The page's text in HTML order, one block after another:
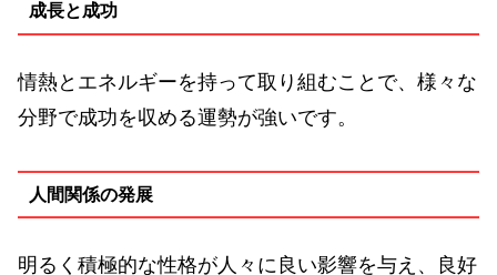
成長と成功
情熱とエネルギーを持って取り組むことで、様々な
分野で成功を収める運勢が強いです。
人間関係の発展
明るく積極的な性格が人々に良い影響を与え、良好